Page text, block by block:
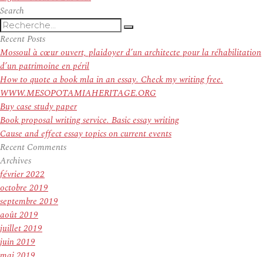
Search
Recherche
pour
:
Recherche
Recent Posts
Mossoul à cœur ouvert, plaidoyer d’un architecte pour la réhabilitation
d’un patrimoine en péril
How to quote a book mla in an essay. Check my writing free.
WWW.MESOPOTAMIAHERITAGE.ORG
Buy case study paper
Book proposal writing service. Basic essay writing
Cause and effect essay topics on current events
Recent Comments
Archives
février 2022
octobre 2019
septembre 2019
août 2019
juillet 2019
juin 2019